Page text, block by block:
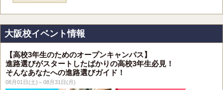
大阪校イベント情報
【高校3年生のためのオープンキャンパス】
進路選びがスタートしたばかりの高校3年生必見！
そんなあなたへの進路選びガイド！
08月01日(土)～08月31日(月)